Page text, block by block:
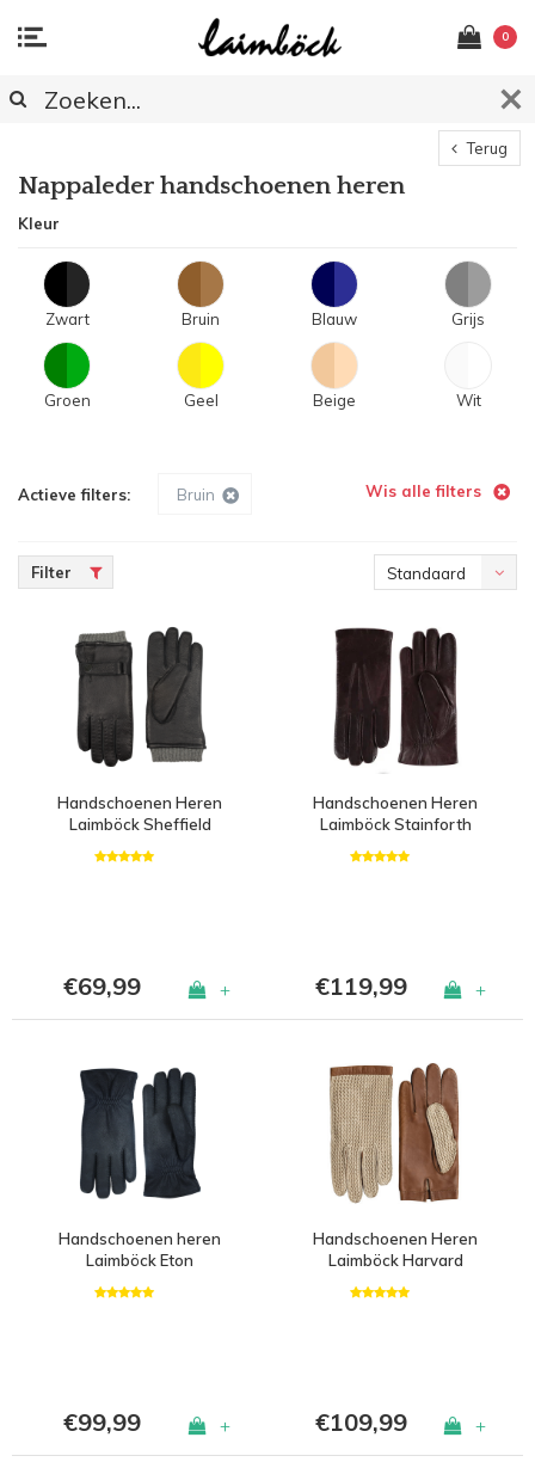
0
Terug
Nappaleder handschoenen heren
Kleur
Zwart Bruin Blauw Grijs
Groen Geel Beige Wit
Actieve filters: Bruin Wis alle filters
Filter Standaard
Handschoenen Heren
Laimböck Sheffield
€69,99 +
Handschoenen Heren
Laimböck Stainforth
€119,99 +
Handschoenen heren
Laimböck Eton
€99,99 +
Handschoenen Heren
Laimböck Harvard
€109,99 +